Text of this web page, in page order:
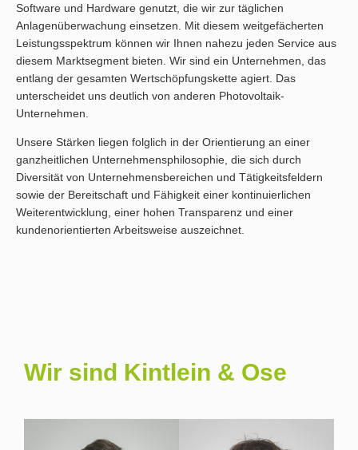
Software und Hardware genutzt, die wir zur täglichen
Anlagenüberwachung einsetzen. Mit diesem weitgefächerten
Leistungsspektrum können wir Ihnen nahezu jeden Service aus
diesem Marktsegment bieten. Wir sind ein Unternehmen, das
entlang der gesamten Wertschöpfungskette agiert. Das
unterscheidet uns deutlich von anderen Photovoltaik-
Unternehmen.
Unsere Stärken liegen folglich in der Orientierung an einer
ganzheitlichen Unternehmensphilosophie, die sich durch
Diversität von Unternehmensbereichen und Tätigkeitsfeldern
sowie der Bereitschaft und Fähigkeit einer kontinuierlichen
Weiterentwicklung, einer hohen Transparenz und einer
kundenorientierten Arbeitsweise auszeichnet
Wir sind Kintlein & Ose